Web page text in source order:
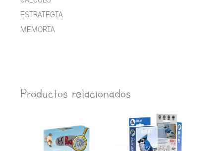
ESTRATEGIA
MEMORIA
Productos relacionados